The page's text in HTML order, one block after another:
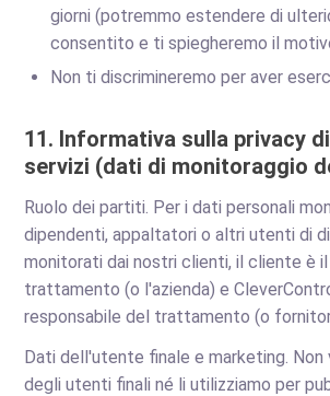
giorni (potremmo estendere di
consentito e ti spiegheremo il
Non ti discrimineremo per aver
11. Informativa sulla privacy
servizi (dati di monitoraggio
Ruolo dei partiti. Per i dati personali
dipendenti, appaltatori o altri utenti di
monitorati dai nostri clienti, il cliente è
trattamento (o l'azienda) e
responsabile del trattamento (o
Dati dell'utente finale e marketing. Non
degli utenti finali né li utilizziamo per